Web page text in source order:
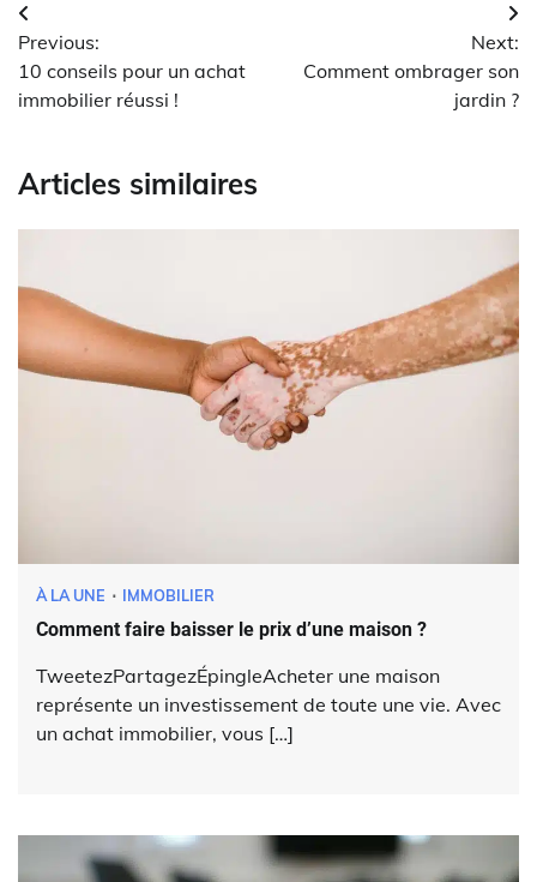
Navigation
de
l’article
Previous:
10 conseils pour un achat
immobilier réussi !
Next:
Comment ombrager son
jardin ?
Articles similaires
À LA UNE IMMOBILIER
Comment faire baisser le prix d’une maison ?
TweetezPartagezÉpingleAcheter une maison
représente un investissement de toute une vie. Avec
un achat immobilier, vous […]